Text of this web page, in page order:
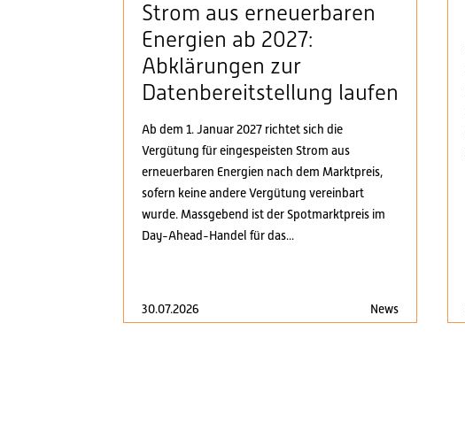
Strom aus erneuerbaren
Energien ab 2027:
Abklärungen zur
Datenbereitstellung laufen
Ab dem 1. Januar 2027 richtet sich die
Vergütung für eingespeisten Strom aus
erneuerbaren Energien nach dem Marktpreis,
sofern keine andere Vergütung vereinbart
wurde. Massgebend ist der Spotmarktpreis im
Day-Ahead-Handel für das...
30.07.2026 News